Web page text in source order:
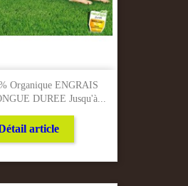
Organique ENGRAIS
DUREE Jusqu'à...
article